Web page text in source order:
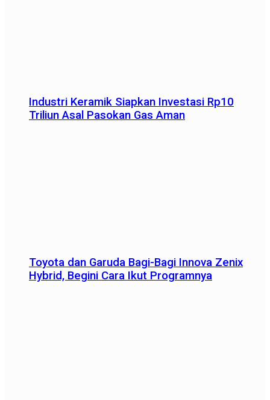
Industri Keramik Siapkan Investasi Rp10
Triliun Asal Pasokan Gas Aman
Toyota dan Garuda Bagi-Bagi Innova Zenix
Hybrid, Begini Cara Ikut Programnya